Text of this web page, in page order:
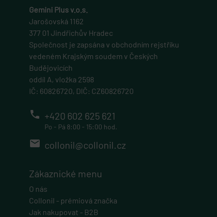
Gemini Plus v.o.s.
Jarošovská 1162
377 01 Jindřichův Hradec
Společnost je zapsána v obchodním rejstříku
vedeném Krajským soudem v Českých
Budějovicích
oddíl A, vložka 2598
IČ: 60826720, DIČ: CZ60826720
phone +420 602 625 621
Po - Pá 8:00 - 15:00 hod.
email collonil@collonil.cz
Zákaznické menu
O nás
Collonil - prémiová značka
Jak nakupovat - B2B
Nezbytně nutné soubory
Soubory cílení
Nezbytně nutné soubory cookie umožňují základní
funkce webových stránek, jako je přihlášení
uživatele a správa účtu. Webové stránky nelze bez
nezbytně nutných souborů cookie správně používat.
Provider
popupBanners
5 hodin 59 minut
prohlédnutí nebo zobrazení vyskakovací okna
eshopu.
eshop.geminiplus.cz
Tento soubor cookie obecně poskytuje Shopify a
používá se ve spojení s nákupním košíkem.